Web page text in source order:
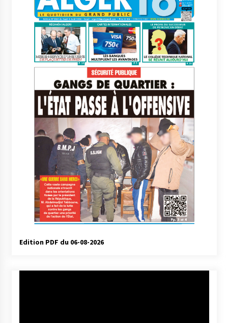
Edition PDF du 06-08-2026